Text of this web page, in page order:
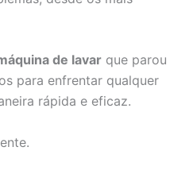
de lavar que parou
para enfrentar qualquer
rápida e eficaz.